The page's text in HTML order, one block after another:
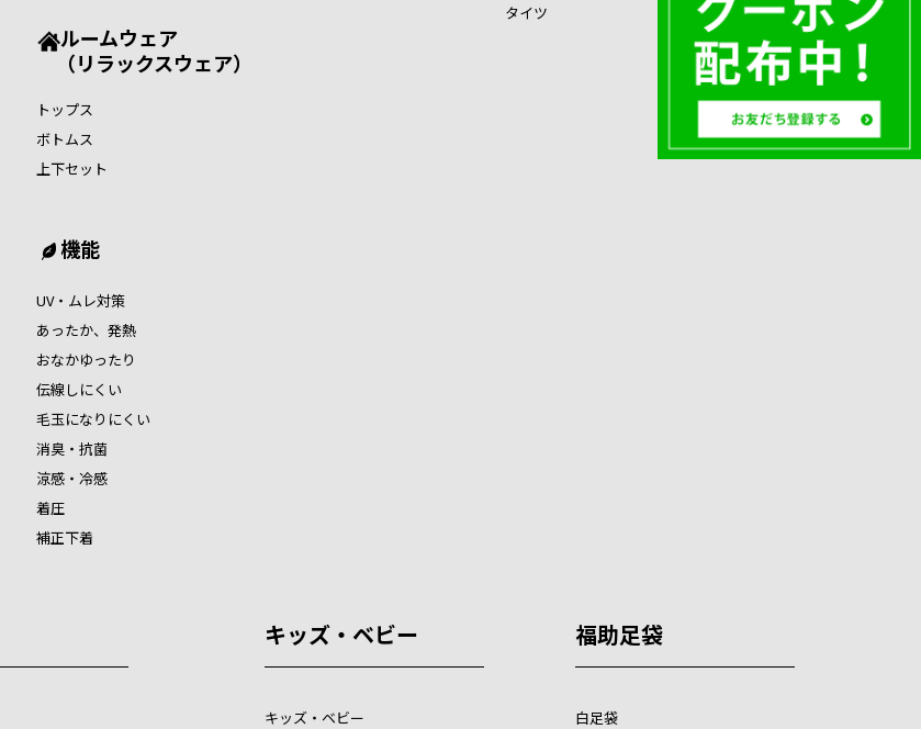
タイツ
ルームウェア
（リラックスウェア）
トップス
ボトムス
上下セット
機能
UV・ムレ対策
あったか、発熱
おなかゆったり
伝線しにくい
毛玉になりにくい
消臭・抗菌
涼感・冷感
着圧
補正下着
キッズ・ベビー
キッズ・ベビー
福助足袋
白足袋